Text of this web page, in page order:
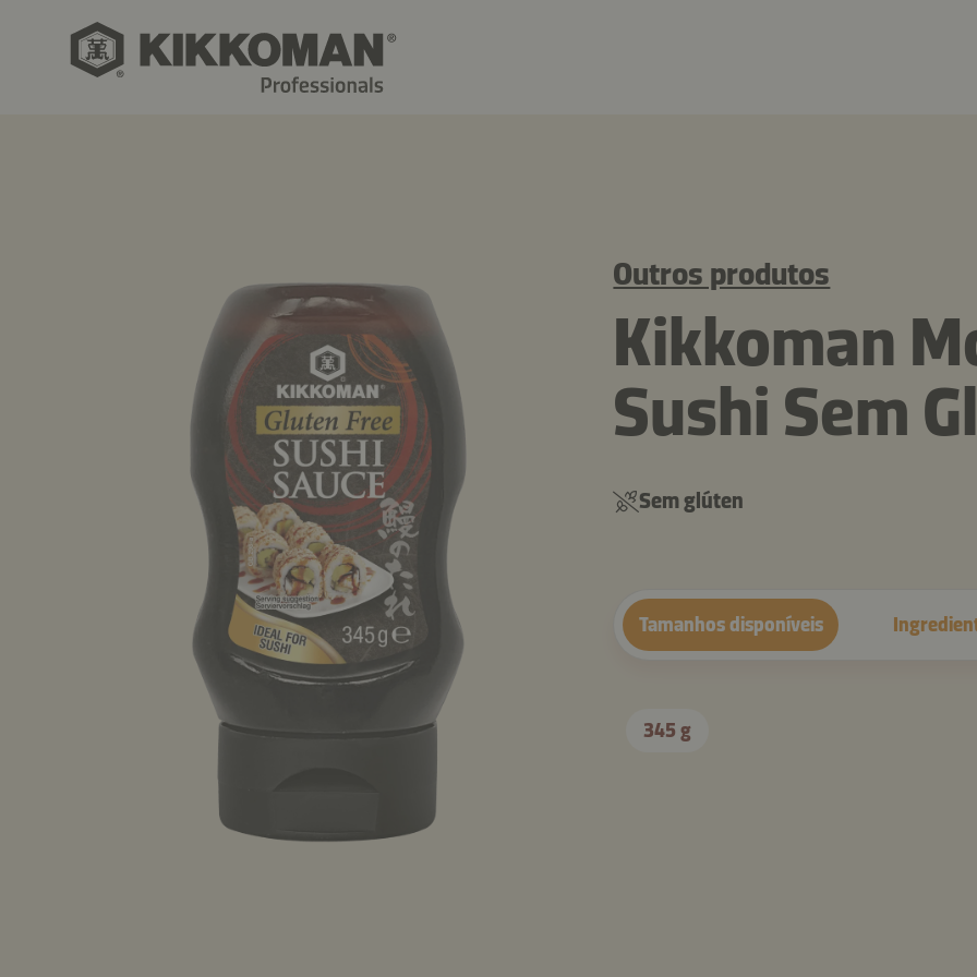
Outros produtos
Kikkoman
Sushi Sem
Sem glúten
Tamanhos disponíveis
345 g